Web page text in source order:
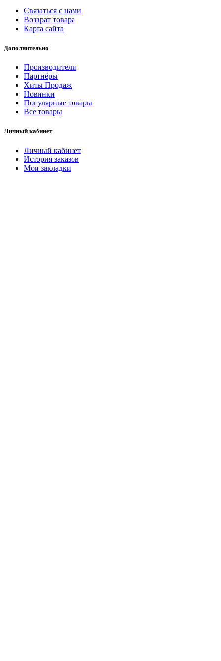
Связаться с нами
Возврат товара
Карта сайта
Дополнительно
Производители
Партнёры
Хиты Продаж
Новинки
Популярные товары
Все товары
Личный кабинет
Личный кабинет
История заказов
Мои закладки